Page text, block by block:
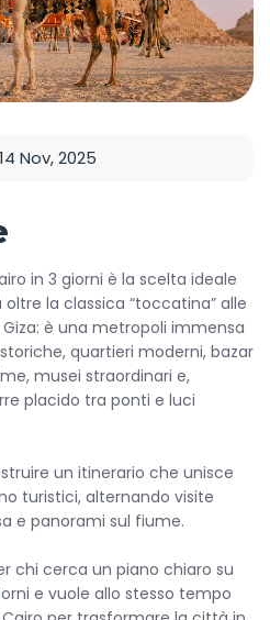
14 Nov, 2025
in 3 giorni è la scelta ideale
la classica “toccatina” alle
è una metropoli immensa
quartieri moderni, bazar
musei straordinari e,
placido tra ponti e luci
un itinerario che unisce
turistici, alternando visite
e panorami sul fiume.
chi cerca un piano chiaro su
e vuole allo stesso tempo